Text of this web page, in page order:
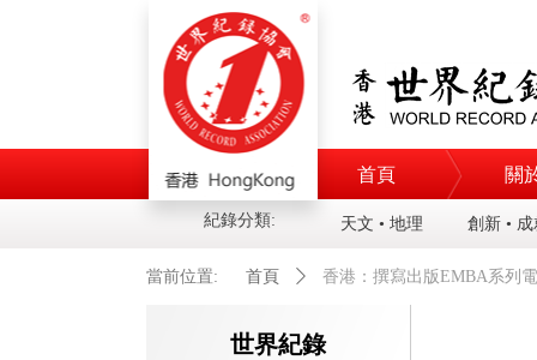
紀錄分類: 天文 • 地理 創新 • 成
首頁 關
世界紀錄
當前位置: 首頁 ꄲ 香港：撰寫出版EMBA系列